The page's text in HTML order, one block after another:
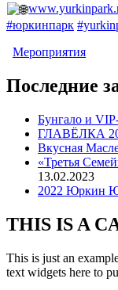
#юркинпарк
Мероприятия
Последние
Бунгало и
ГЛАВЁЛКА
Вкусная
«Третья
13.02.2023
2022 Юркин
THIS IS A
This is just an
text widgets here to